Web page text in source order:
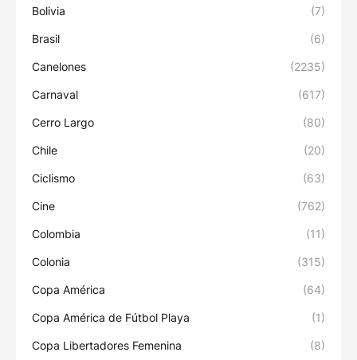
Bolivia (7)
Brasil (6)
Canelones (2235)
Carnaval (617)
Cerro Largo (80)
Chile (20)
Ciclismo (63)
Cine (762)
Colombia (11)
Colonia (315)
Copa América (64)
Copa América de Fútbol Playa (1)
Copa Libertadores Femenina (8)